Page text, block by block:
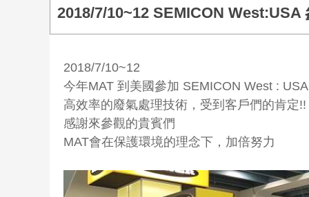
2018/7/10~12 SEMICON West:USA
2018/7/10~12
今年MAT 到美國參加 SEMICON West : USA
高效率的廢氣處理技術，受到客戶們的肯定!!
感謝來參觀的貴賓們
MAT會在保護環境的理念下，加倍努力